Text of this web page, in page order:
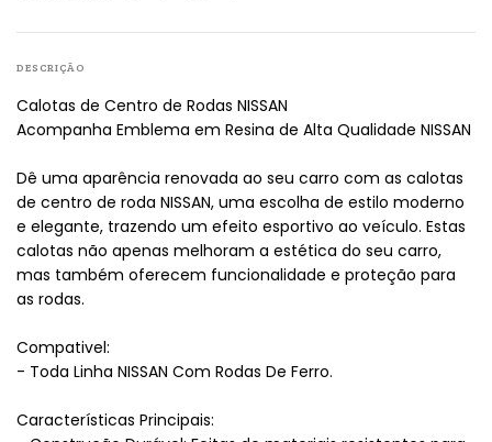
DESCRIÇÃO
Calotas de Centro de Rodas NISSAN
Acompanha Emblema em Resina de Alta Qualidade NISSAN
Dê uma aparência renovada ao seu carro com as calotas
de centro de roda NISSAN, uma escolha de estilo moderno
e elegante, trazendo um efeito esportivo ao veículo. Estas
calotas não apenas melhoram a estética do seu carro,
mas também oferecem funcionalidade e proteção para
as rodas.
Compativel:
- Toda Linha NISSAN Com Rodas De Ferro.
Características Principais: